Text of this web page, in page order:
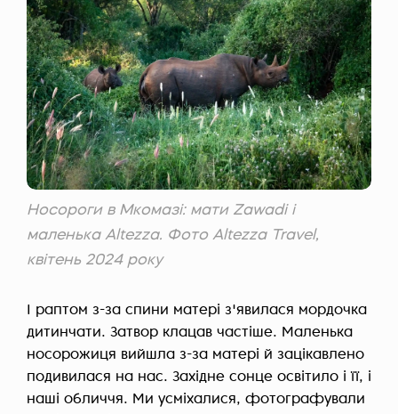
Носороги в Мкомазі: мати Zawadi і
маленька Altezza. Фото Altezza Travel,
квітень 2024 року
І раптом з-за спини матері з'явилася мордочка
дитинчати. Затвор клацав частіше. Маленька
носорожиця вийшла з-за матері й зацікавлено
подивилася на нас. Західне сонце освітило і її, і
наші обличчя. Ми усміхалися, фотографували